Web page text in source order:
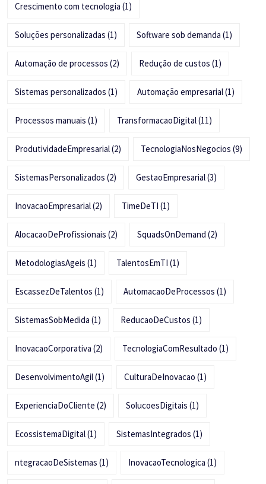
Crescimento com tecnologia (1)
Soluções personalizadas (1) Software sob demanda (1)
Automação de processos (2) Redução de custos (1)
Sistemas personalizados (1) Automação empresarial(1)
Processos manuais (1) TransformacaoDigital(11)
ProdutividadeEmpresarial(2) TecnologiaNosNegocios (9)
SistemasPersonalizados (2) GestaoEmpresarial(3)
InovacaoEmpresarial(2) TimeDeTI (1)
AlocacaoDeProfissionais (2) SquadsOnDemand (2)
MetodologiasAgeis (1) TalentosEmTI (1)
EscassezDeTalentos (1) AutomacaoDeProcessos (1)
SistemasSobMedida (1) ReducaoDeCustos (1)
InovacaoCorporativa (2) TecnologiaComResultado (1)
DesenvolvimentoAgil(1) CulturaDeInovacao (1)
ExperienciaDoCliente (2) SolucoesDigitais (1)
EcossistemaDigital(1) SistemasIntegrados (1)
ntegracaoDeSistemas (1) InovacaoTecnologica (1)